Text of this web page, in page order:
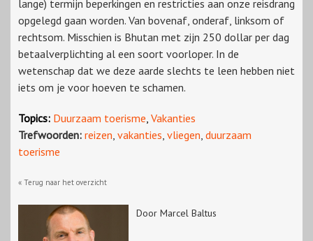
lange) termijn beperkingen en restricties aan onze reisdrang
opgelegd gaan worden. Van bovenaf, onderaf, linksom of
rechtsom. Misschien is Bhutan met zijn 250 dollar per dag
betaalverplichting al een soort voorloper. In de
wetenschap dat we deze aarde slechts te leen hebben niet
iets om je voor hoeven te schamen.
Topics: Duurzaam toerisme, Vakanties
Trefwoorden: reizen, vakanties, vliegen, duurzaam
toerisme
« Terug naar het overzicht
Door Marcel Baltus